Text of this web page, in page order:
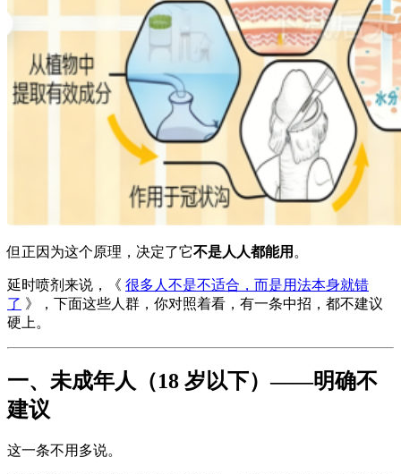
但正因为这个原理，决定了它不是人人都能用 。
延时喷剂来说，《 很多人不是不适合，而是用法本身就错
了 》，下面这些人群，你对照着看，有一条中招，都不建议
硬上。
一、未成年人（18 岁以下）——明确不
建议
这一条不用多说。